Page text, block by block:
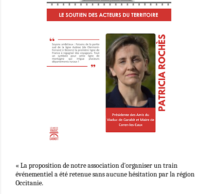
Espace presse
Nos partenaires
Partenariats inter-viaducs
Train & écologie
En projet...
« La proposition de notre association d'organiser un train
événementiel a été retenue sans aucune hésitation par la région
Occitanie.